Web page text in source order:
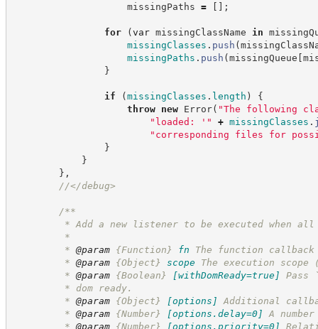
missingPaths = [ ] ;
for (var missingClassName in
missingClasses . push (
missingPaths . push (missingQueue [
}
if (missingClasses . length )
{
throw
new Error( "The following
" loaded: ' " + missingClasses .
" corresponding files for
}
}
} ,
//</debug>
/**
* Add a new listener to be executed when all
*
* @param {Function} fn
The function callback
* @param {Object} scope
The execution
* @param {Boolean} [withDomReady=true]
Pass
* dom ready.
* @param {Object} [options]
Additional
* @param {Number} [options.delay=0]
A
* @param {Number} [options.priority=0]